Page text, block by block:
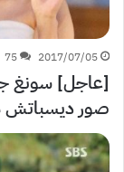
2017/07/05
75
[عاجل] سونغ
صور